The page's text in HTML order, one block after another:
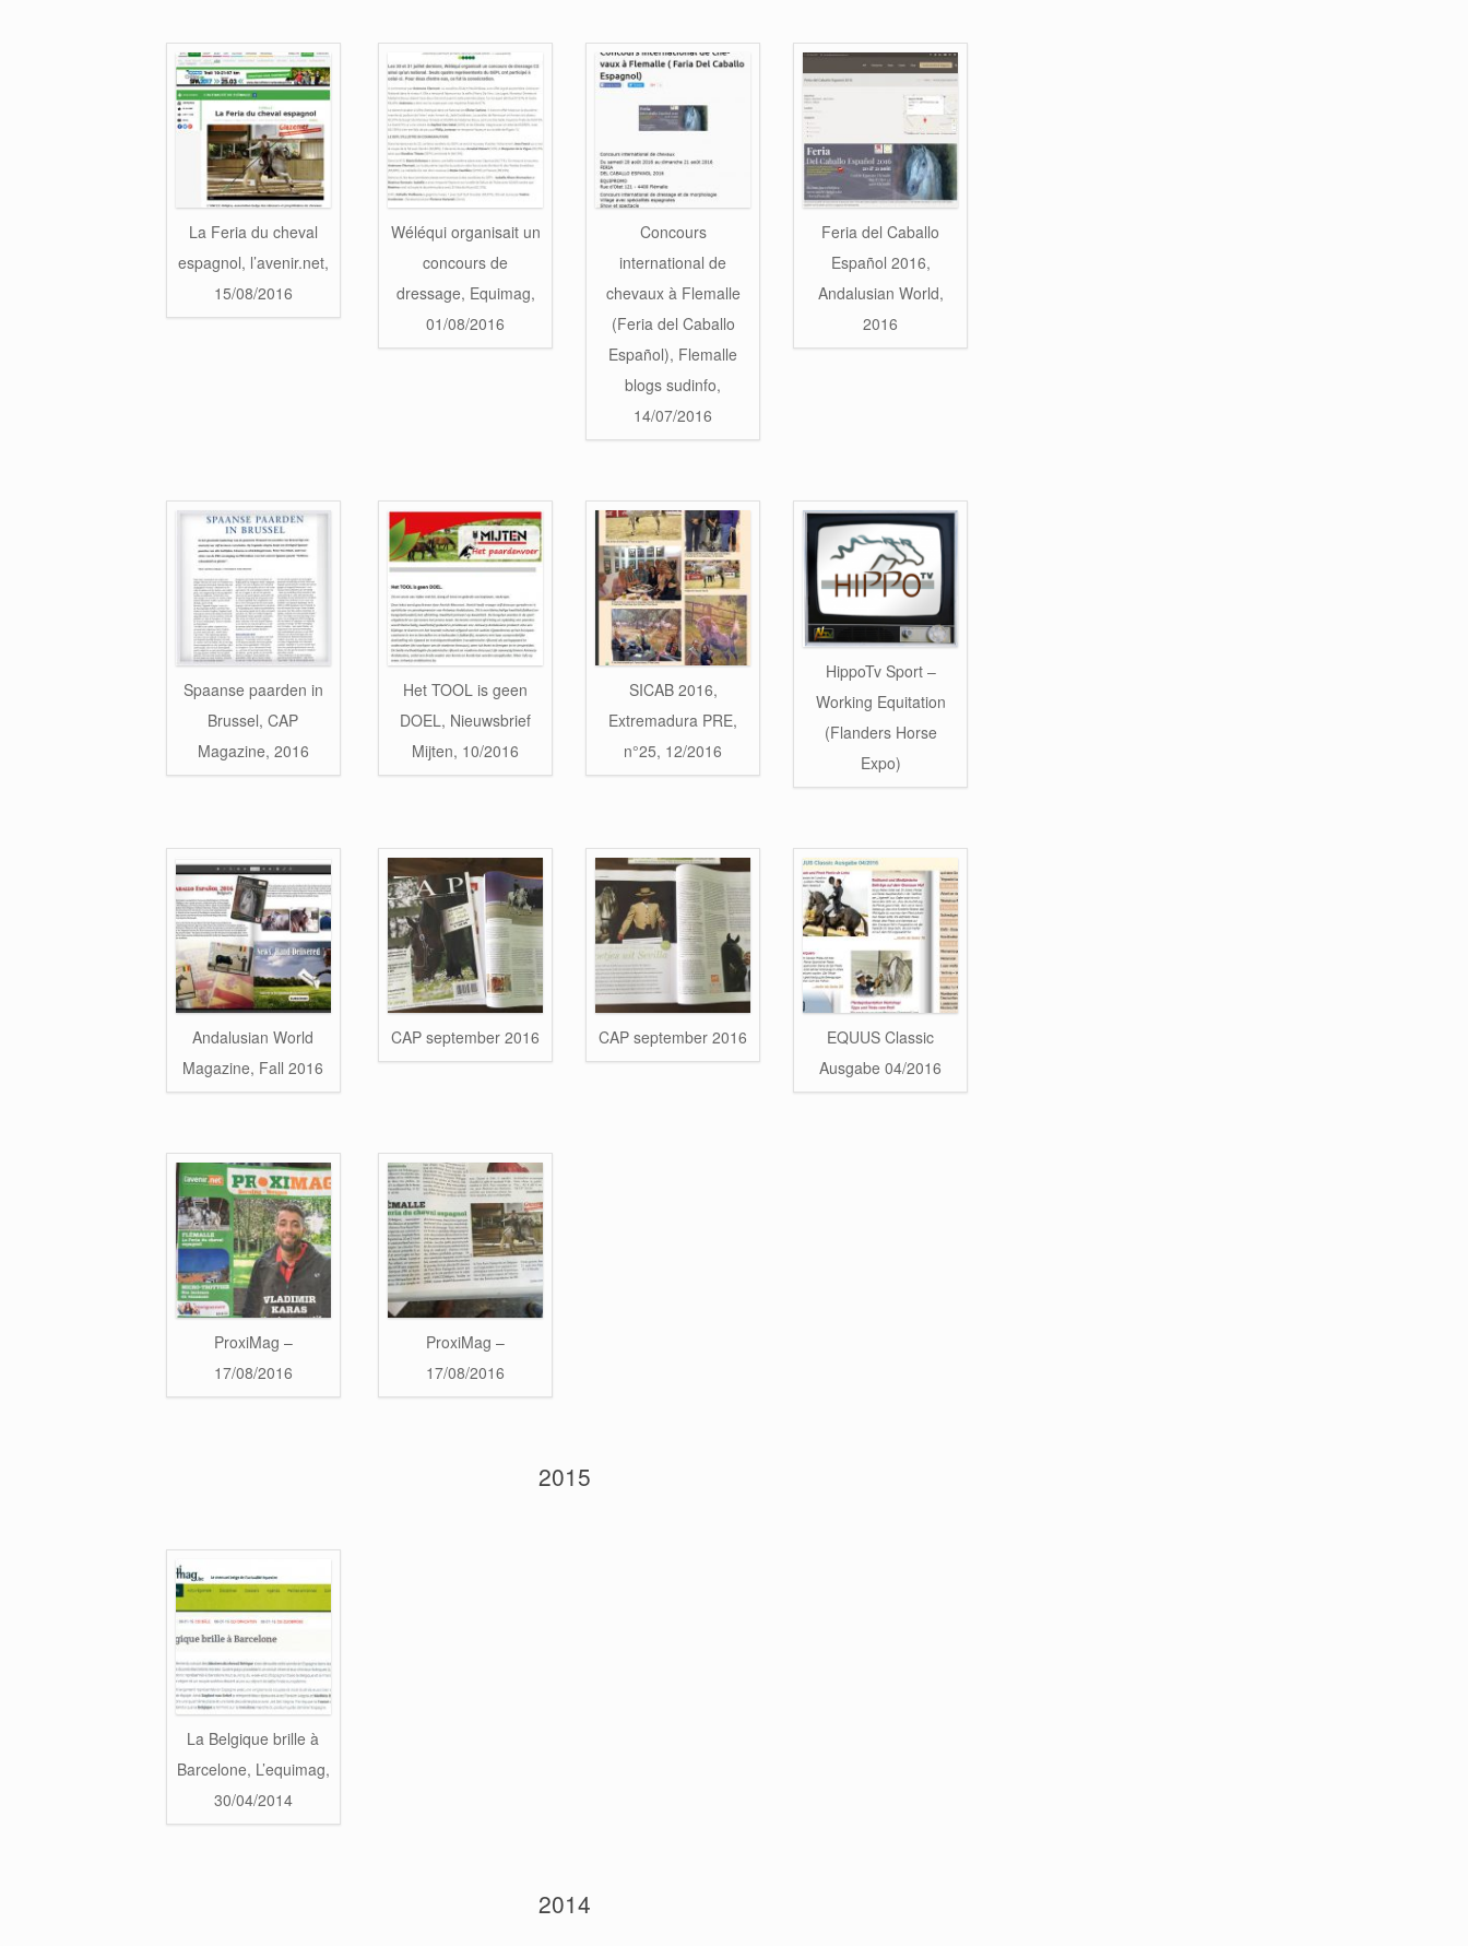
La Feria du cheval
espagnol, l’avenir.net,
15/08/2016
Wéléqui organisait un
concours de
dressage, Equimag,
01/08/2016
Concours
international de
chevaux à Flemalle
(Feria del Caballo
Español), Flemalle
blogs sudinfo,
14/07/2016
Feria del Caballo
Español 2016,
Andalusian World,
2016
Spaanse paarden in
Brussel, CAP
Magazine, 2016
Het TOOL is geen
DOEL, Nieuwsbrief
Mijten, 10/2016
SICAB 2016,
Extremadura PRE,
n°25, 12/2016
HippoTv Sport –
Working Equitation
(Flanders Horse
Expo)
Andalusian World
Magazine, Fall 2016
CAP september 2016 CAP september 2016
EQUUS Classic
Ausgabe 04/2016
ProxiMag –
17/08/2016
ProxiMag –
17/08/2016
2015
La Belgique brille à
Barcelone, L’equimag,
30/04/2014
2014